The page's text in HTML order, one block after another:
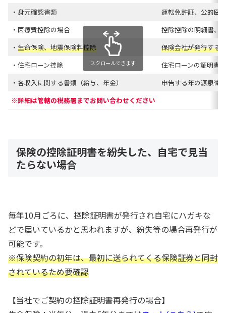
・身元確認書類
運転免許証、公的医
・医療費控除の場合
控除控除の明細書、
・ 生命保険、地震保険料控除
保険会社が発行する
・住宅ローン控除
住宅ローンの証明書
・各収入に関する書類（給与、年金）
申告する年の源泉徴
※詳細は管轄の税務署までお問い合わせください
スクロールできます
保険の控除証明書を紛失した、自宅で見当
たらない場合
毎年10月ごろに、控除証明書が発行され自宅にハガキな
どで届いているかと思われますが、紛失等の場合再発行が
可能です。
※保険契約の初年は、最初に送られてくる保険証券と同封
されているため要確認
【当社でご契約の控除証明書再発行の場合】